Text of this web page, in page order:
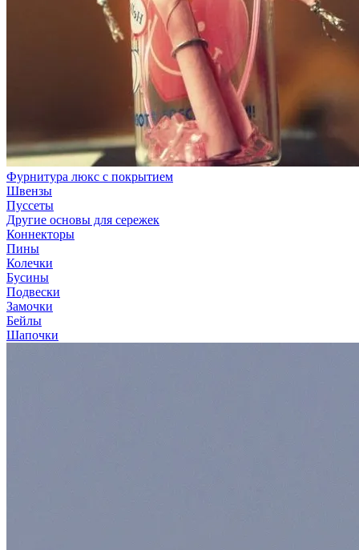
Фурнитура люкс с покрытием
Швензы
Пуссеты
Другие основы для сережек
Коннекторы
Пины
Колечки
Бусины
Подвески
Замочки
Бейлы
Шапочки